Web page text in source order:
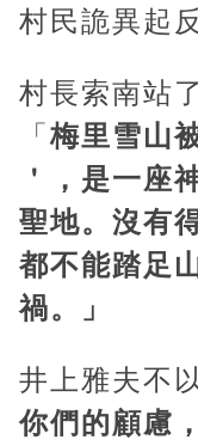
村民詭異起
村長索南站
「梅里雪山
＇，是一座
聖地。沒有
都不能踏足
禍。」
井上雅夫不
你們的顧慮